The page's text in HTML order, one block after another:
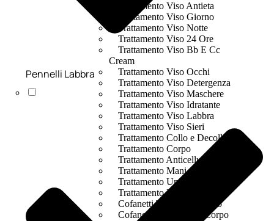
Trattamento Viso Antieta
Trattamento Viso Giorno
Trattamento Viso Notte
Trattamento Viso 24 Ore
Trattamento Viso Bb E Cc
Cream
Trattamento Viso Occhi
Trattamento Viso Detergenza
Trattamento Viso Maschere
Trattamento Viso Idratante
Trattamento Viso Labbra
Trattamento Viso Sieri
Trattamento Collo e Decolleté
Trattamento Corpo
Trattamento Anticellulite
Trattamento Mani e Piedi
Trattamento Unghie
Trattamento Deodoranti
Cofanetti Trattamento Viso
Cofanetti Trattamento Corpo
Pennelli Labbra